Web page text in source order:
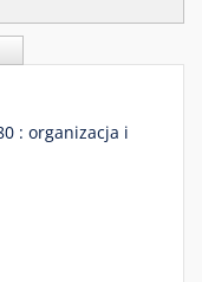
: organizacja i